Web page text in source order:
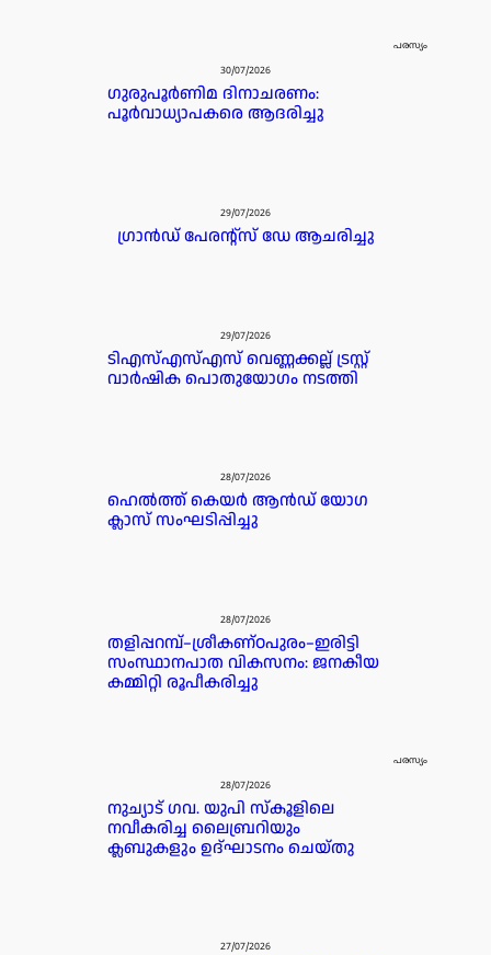
പരസ്യം
30/07/2026
ഗുരുപൂർണിമ ദിനാചരണം:
പൂർവാധ്യാപകരെ ആദരിച്ചു
29/07/2026
ഗ്രാൻഡ് പേരൻ്റ്സ് ഡേ ആചരിച്ചു
29/07/2026
ടിഎസ്എസ്എസ് വെണ്ണക്കല്ല് ട്രസ്റ്റ്
വാർഷിക പൊതുയോഗം നടത്തി
28/07/2026
ഹെൽത്ത് കെയർ ആൻഡ് യോഗ
ക്ലാസ് സംഘടിപ്പിച്ചു
28/07/2026
തളിപ്പറമ്പ്–ശ്രീകണ്ഠപുരം–ഇരിട്ടി
സംസ്ഥാനപാത വികസനം: ജനകീയ
കമ്മിറ്റി രൂപീകരിച്ചു
പരസ്യം
28/07/2026
നുച്യാട് ഗവ. യുപി സ്കൂളിലെ
നവീകരിച്ച ലൈബ്രറിയും
ക്ലബുകളും ഉദ്ഘാടനം ചെയ്തു
27/07/2026